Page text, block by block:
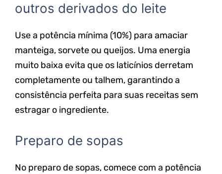
outros derivados do leite
Use a potência mínima (10%) para amaciar
manteiga, sorvete ou queijos. Uma energia
muito baixa evita que os laticínios derretam
completamente ou talhem, garantindo a
consistência perfeita para suas receitas sem
estragar o ingrediente.
Preparo de sopas
No preparo de sopas, comece com a potência